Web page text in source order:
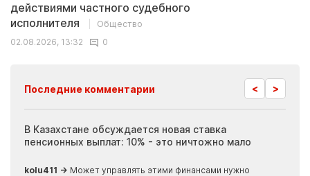
действиями частного судебного
исполнителя
Общество
02.08.2026, 13:32
0
Последние комментарии < >
В Казахстане обсуждается новая ставка
пенсионных выплат: 10% - это ничтожно мало
kolu411 → Может управлять этими финансами нужно